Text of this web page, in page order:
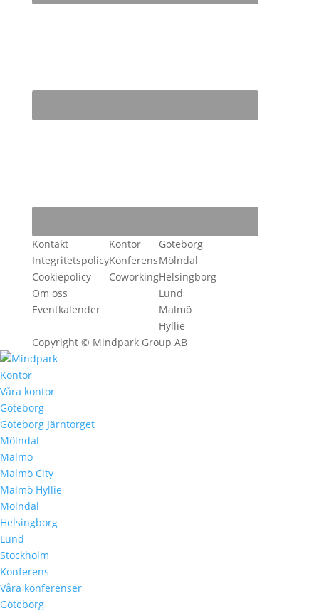
Kontakt
Integritetspolicy
Cookiepolicy
Om oss
Eventkalender
Kontor
Konferens
Coworking
Göteborg
Mölndal
Helsingborg
Lund
Malmö
Hyllie
Copyright © Mindpark Group AB
Kontor
Våra kontor
Göteborg
Göteborg Järntorget
Mölndal
Malmö
Malmö City
Malmö Hyllie
Mölndal
Helsingborg
Lund
Stockholm
Konferens
Våra konferenser
Göteborg